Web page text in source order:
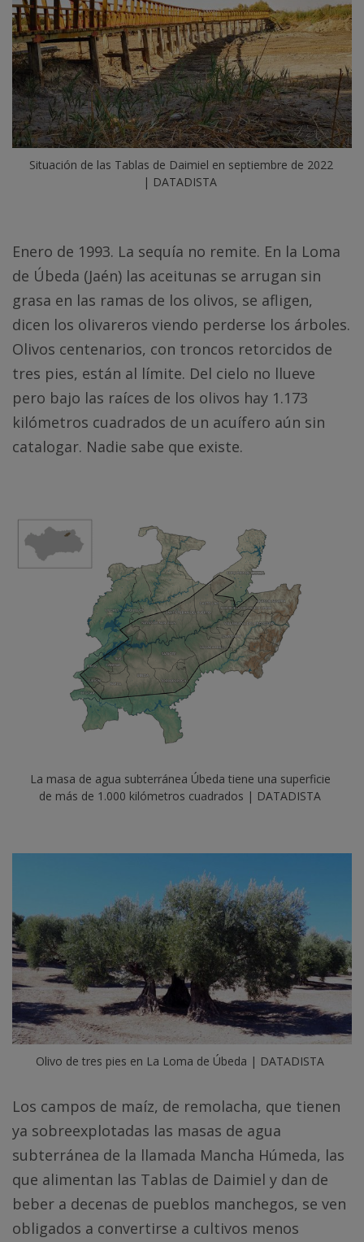
Situación de las Tablas de Daimiel en septiembre de 2022
| DATADISTA
Enero de 1993. La sequía no remite. En la Loma
de Úbeda (Jaén) las aceitunas se arrugan sin
grasa en las ramas de los olivos, se afligen,
dicen los olivareros viendo perderse los árboles.
Olivos centenarios, con troncos retorcidos de
tres pies, están al límite. Del cielo no llueve
pero bajo las raíces de los olivos hay 1.173
kilómetros cuadrados de un acuífero aún sin
catalogar. Nadie sabe que existe.
La masa de agua subterránea Úbeda tiene una superficie
de más de 1.000 kilómetros cuadrados | DATADISTA
Olivo de tres pies en La Loma de Úbeda | DATADISTA
Los campos de maíz, de remolacha, que tienen
ya sobreexplotadas las masas de agua
subterránea de la llamada Mancha Húmeda, las
que alimentan las Tablas de Daimiel y dan de
beber a decenas de pueblos manchegos, se ven
obligados a convertirse a cultivos menos